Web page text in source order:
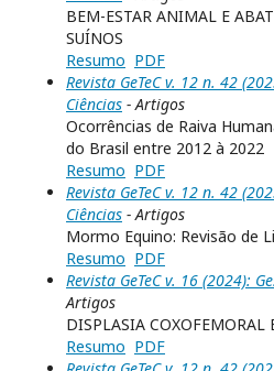
BEM-ESTAR ANIMAL E
SUÍNOS
Resumo PDF
Revista GeTeC v. 12 n. 42
Ciências - Artigos
Ocorrências de Raiva
do Brasil entre 2012 à 2022
Resumo PDF
Revista GeTeC v. 12 n. 42
Ciências - Artigos
Mormo Equino: Revisão de
Resumo PDF
Revista GeTeC v. 16 (2024):
Artigos
DISPLASIA COXOFEMORAL
Resumo PDF